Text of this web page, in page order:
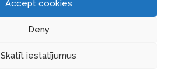
Accept cookies
Deny
Skatīt iestatījumus